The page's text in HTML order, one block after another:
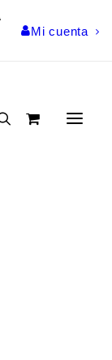
Mi cuenta
200